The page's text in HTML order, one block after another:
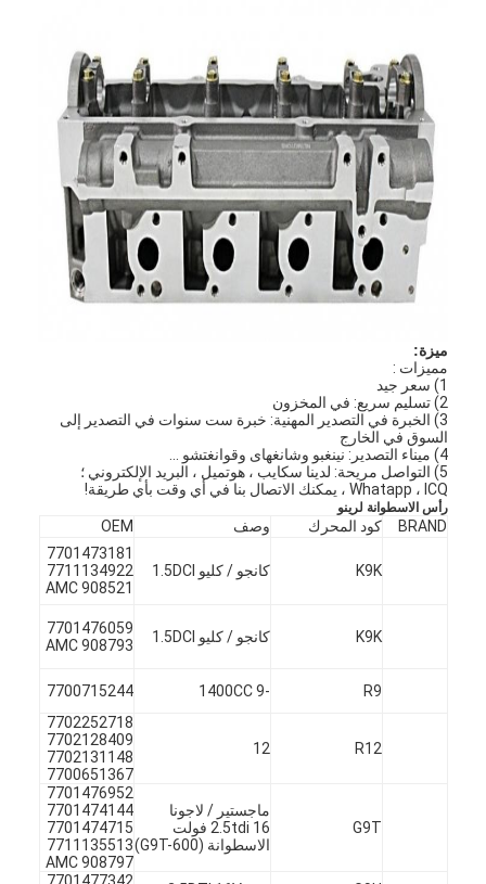
ميزة:
مميزات :
1) سعر جيد
2) تسليم سريع: في المخزون
3) الخبرة في التصدير المهنية: خبرة ست سنوات في التصدير إلى
السوق في الخارج
4) ميناء التصدير: نينغبو وشانغهاى وقوانغتشو ...
5) التواصل مريحة: لدينا سكايب ، هوتميل ، البريد الإلكتروني ؛
Whatapp ، ICQ ، يمكنك الاتصال بنا في أي وقت بأي طريقة!
رأس الاسطوانة لرينو
BRAND كود المحرك وصف OEM
K9K كانجو / كليو 1.5DCI
7701473181
7711134922
AMC 908521
K9K كانجو / كليو 1.5DCI
7701476059
AMC 908793
R9
-9 1400CC
7700715244
R12
12
7702252718
7702128409
7702131148
7700651367
G9T
ماجستير / لاجونا
2.5tdi 16 فولت
الاسطوانة (G9T-600)
7701476952
7701474144
7701474715
7711135513
AMC 908797